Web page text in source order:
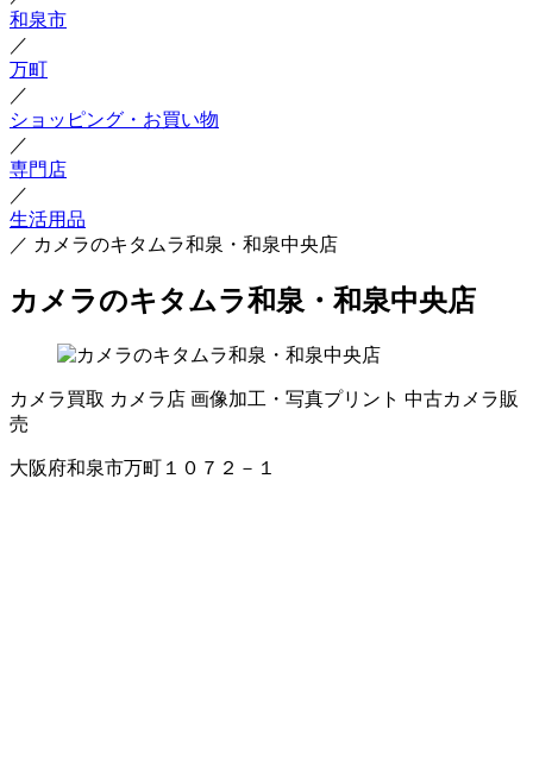
和泉市
／
万町
／
ショッピング・お買い物
／
専門店
／
生活用品
／ カメラのキタムラ和泉・和泉中央店
カメラのキタムラ和泉・和泉中央店
カメラ買取 カメラ店 画像加工・写真プリント 中古カメラ販
売
大阪府和泉市万町１０７２－１